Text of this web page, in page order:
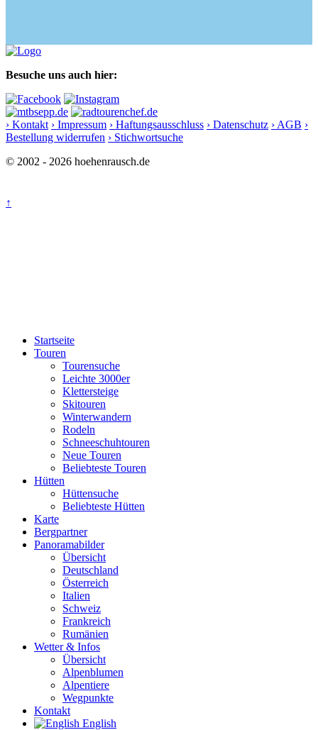
Besuche uns auch hier:
› Kontakt › Impressum › Haftungsausschluss › Datenschutz › AGB ›
Bestellung widerrufen › Stichwortsuche
© 2002 - 2026 hoehenrausch.de
↑
Startseite
Touren
Tourensuche
Leichte 3000er
Klettersteige
Skitouren
Winterwandern
Rodeln
Schneeschuhtouren
Neue Touren
Beliebteste Touren
Hütten
Hüttensuche
Beliebteste Hütten
Karte
Bergpartner
Panoramabilder
Übersicht
Deutschland
Österreich
Italien
Schweiz
Frankreich
Rumänien
Wetter & Infos
Übersicht
Alpenblumen
Alpentiere
Wegpunkte
Kontakt
English